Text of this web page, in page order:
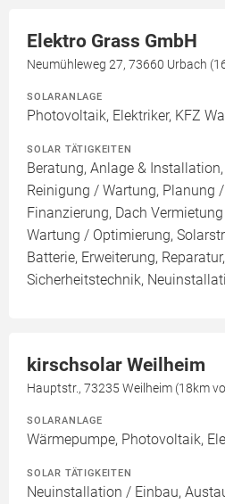
Elektro Grass GmbH
Neumühleweg 27, 73660 Urbach
SOLARANLAGE
Photovoltaik, Elektriker, KFZ
SOLAR TÄTIGKEITEN
Beratung, Anlage &
Reinigung / Wartung, Planung
Finanzierung, Dach
Wartung / Optimierung,
Batterie, Erweiterung,
Sicherheitstechnik,
kirschsolar Weilheim
Hauptstr., 73235 Weilheim (18km
SOLARANLAGE
Wärmepumpe, Photovoltaik,
SOLAR TÄTIGKEITEN
Neuinstallation / Einbau,